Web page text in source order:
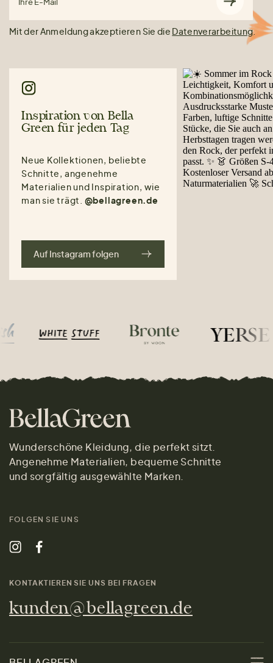
Mit der Anmeldung akzeptieren Sie die Datenverarbeitung.
Inspiration von Bella
Green für jeden Tag
Neue Kollektionen, beliebte
Schnitte, angenehme
Materialien und Inspiration, wie
man sie trägt. @bellagreen.de
Auf Instagram folgen
Wunderschöne Kleidung, die perfekt sitzt.
Angenehme Materialien, bequeme Schnitte
und sorgfältig ausgewählte Marken.
FOLGEN SIE UNS
KONTAKTIEREN SIE UNS BEI FRAGEN
kunden@bellagreen.de